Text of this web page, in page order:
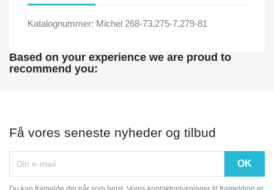
Katalognummer: Michel 268-73,275-7,279-81
Based on your experience we are proud to
recommend you:
Få vores seneste nyheder og tilbud